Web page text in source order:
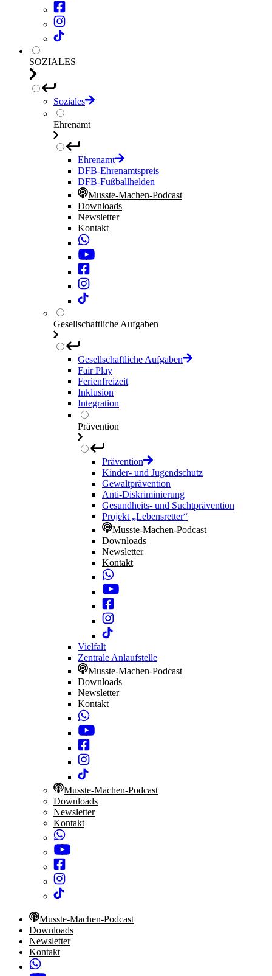
SOZIALES
Soziales
Ehrenamt
Ehrenamt
DFB-Ehrenamtspreis
DFB-Fußballhelden
Musste-Machen-Podcast
Downloads
Newsletter
Kontakt
Gesellschaftliche Aufgaben
Gesellschaftliche Aufgaben
Fair Play
Ferienfreizeit
Inklusion
Integration
Prävention
Prävention
Kinder- und Jugendschutz
Gewaltprävention
Anti-Diskriminierung
Gesundheits- und Suchtprävention
Projekt „Lebensretter“
Musste-Machen-Podcast
Downloads
Newsletter
Kontakt
Vielfalt
Zentrale Anlaufstelle
Musste-Machen-Podcast
Downloads
Newsletter
Kontakt
Musste-Machen-Podcast
Downloads
Newsletter
Kontakt
Musste-Machen-Podcast
Downloads
Newsletter
Kontakt